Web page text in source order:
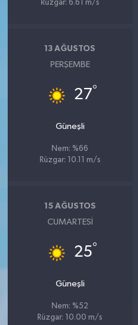
Rüzgar: 6.61 m/s
13 AĞUSTOS
PERŞEMBE
27°
Güneşli
Nem: %66
Rüzgar: 10.11 m/s
15 AĞUSTOS
CUMARTESI
25°
Güneşli
Nem: %52
Rüzgar: 10.00 m/s